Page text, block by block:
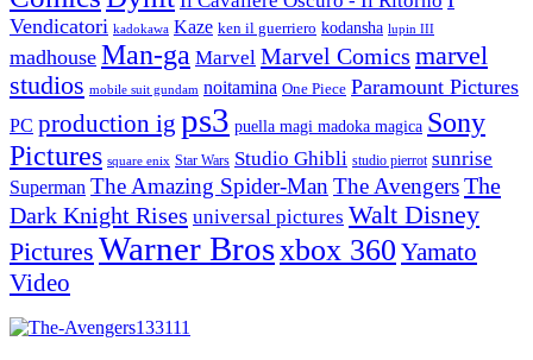
Vendicatori kadokawa Kaze ken il guerriero kodansha lupin III
madhouse Man-ga Marvel Marvel Comics marvel
studios mobile suit gundam noitamina One Piece Paramount Pictures
PC production ig ps3 puella magi madoka magica Sony
Pictures square enix Star Wars Studio Ghibli studio pierrot sunrise
Superman The Amazing Spider-Man The AvengersThe
Dark Knight Rises universal pictures Walt Disney
Pictures Warner Brosxbox 360 Yamato
Video